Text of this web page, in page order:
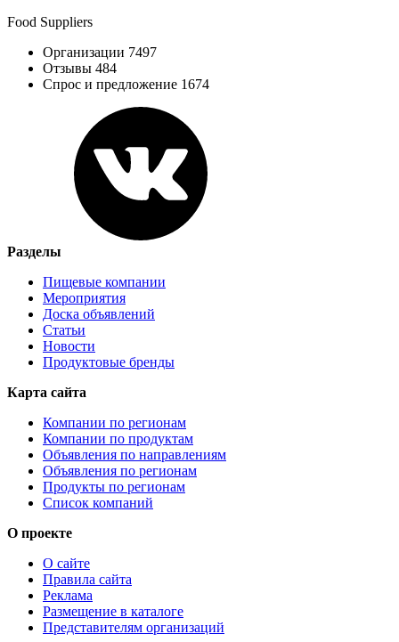
Food Suppliers
Организации 7497
Отзывы 484
Спрос и предложение 1674
Разделы
Пищевые компании
Мероприятия
Доска объявлений
Статьи
Новости
Продуктовые бренды
Карта сайта
Компании по регионам
Компании по продуктам
Объявления по направлениям
Объявления по регионам
Продукты по регионам
Список компаний
О проекте
О сайте
Правила сайта
Реклама
Размещение в каталоге
Представителям организаций